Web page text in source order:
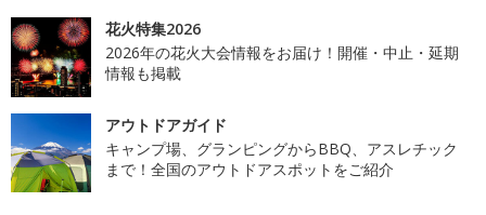
花火特集2026
2026年の花火大会情報をお届け！開催・中止・延期
情報も掲載
アウトドアガイド
キャンプ場、グランピングからBBQ、アスレチック
まで！全国のアウトドアスポットをご紹介